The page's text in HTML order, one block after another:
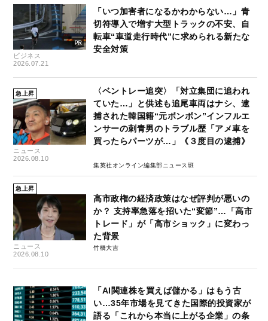
ビジネス
2026.07.21
「いつ加害者になるかわからない…」青
切符導入で増す大型トラックの不安、自
転車“車道走行時代”に求められる新たな
安全対策
急上昇
ニュース
2026.08.10
〈ベントレー追突〉「対立集団に追われ
ていた…」と供述も追尾車両はナシ、逮
捕された韓国籍“元ボンボン”インフルエ
ンサーの刺青男のトラブル歴「アメ車を
買ったらパーツが…」《３度目の逮捕》
集英社オンライン編集部ニュース班
急上昇
ニュース
2026.08.10
高市政権の経済政策はなぜ評判が悪いの
か？ 支持率急落を招いた“変節”…「高市
トレード」が「高市ショック」に変わっ
た背景
竹橋大吉
「AI関連株を買えば儲かる」はもう古
い…35年市場を見てきた国際的投資家が
語る「これから本当に上がる企業」の条